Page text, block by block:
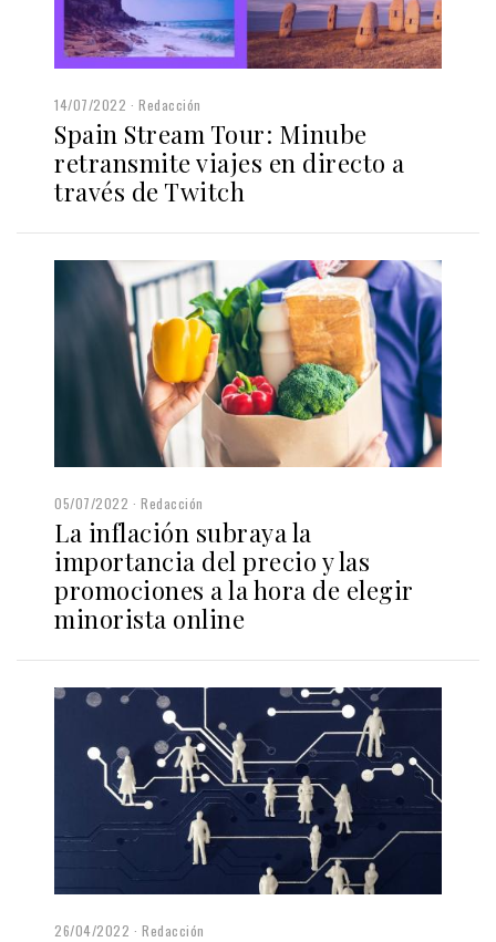
14/07/2022 Redacción
Spain Stream Tour: Minube
retransmite viajes en directo a
través de Twitch
05/07/2022 Redacción
La inflación subraya la
importancia del precio y las
promociones a la hora de elegir
minorista online
26/04/2022 Redacción